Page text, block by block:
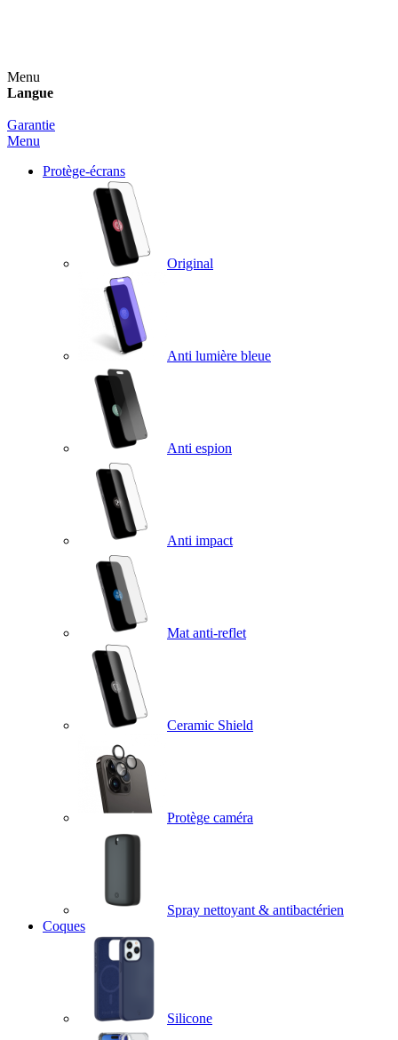
Menu
Langue
Garantie
Menu
Protège-écrans
Original
Anti lumière bleue
Anti espion
Anti impact
Mat anti-reflet
Ceramic Shield
Protège caméra
Spray nettoyant & antibactérien
Coques
Silicone